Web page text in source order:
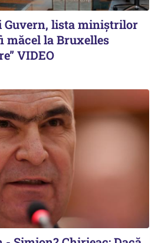
Guvern, lista miniștrilor
măcel la Bruxelles
VIDEO